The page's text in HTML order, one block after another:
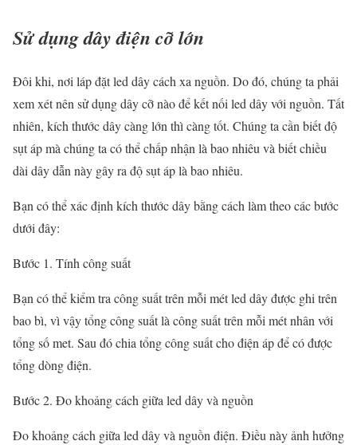
Sử dụng dây điện cỡ lớn
Đôi khi, nơi láp đặt led dây cách xa nguồn. Do đó, chúng ta phải
xem xét nên sử dụng dây cỡ nào để kết nối led dây với nguồn. Tất
nhiên, kích thước dây càng lớn thì càng tốt. Chúng ta cần biết độ
sụt áp mà chúng ta có thể chấp nhận là bao nhiêu và biết chiều
dài dây dẫn này gây ra độ sụt áp là bao nhiêu.
Bạn có thể xác định kích thước dây bằng cách làm theo các bước
dưới đây:
Bước 1. Tính công suất
Bạn có thể kiểm tra công suất trên mỗi mét led dây được ghi trên
bao bì, vì vậy tổng công suất là công suất trên mỗi mét nhân với
tổng số met. Sau đó chia tổng công suất cho điện áp để có được
tổng dòng điện.
Bước 2. Đo khoảng cách giữa led dây và nguồn
Đo khoảng cách giữa led dây và nguồn điện. Điều này ảnh hưởng